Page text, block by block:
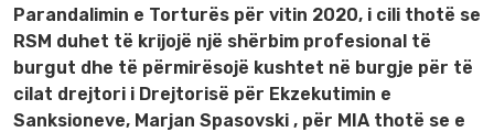
Parandalimin e Torturës për vitin 2020, i cili thotë se
RSM duhet të krijojë një shërbim profesional të
burgut dhe të përmirësojë kushtet në burgje për të
cilat drejtori i Drejtorisë për Ekzekutimin e
Sanksioneve, Marjan Spasovski , për MIA thotë se e